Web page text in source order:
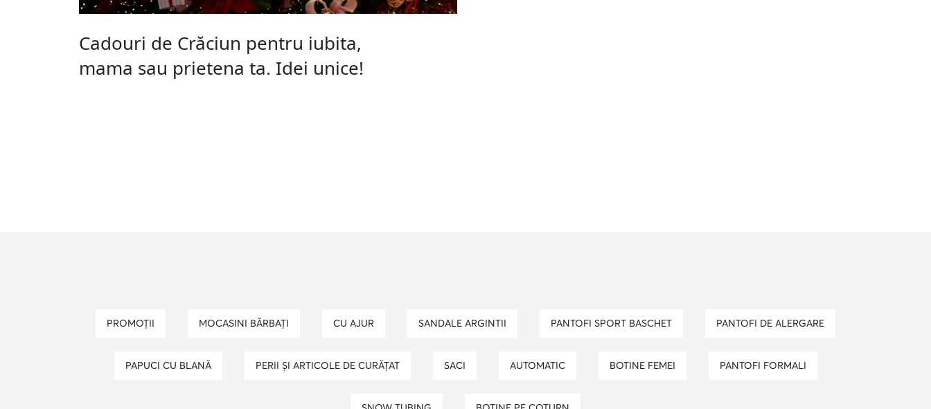
Cadouri de Crăciun pentru iubita,
mama sau prietena ta. Idei unice!
PROMOȚII MOCASINI BĂRBAȚI CU AJUR SANDALE ARGINTII PANTOFI SPORT BASCHET PANTOFI DE ALERGARE
PAPUCI CU BLANĂ PERII ȘI ARTICOLE DE CURĂȚAT SACI AUTOMATIC BOTINE FEMEI PANTOFI FORMALI